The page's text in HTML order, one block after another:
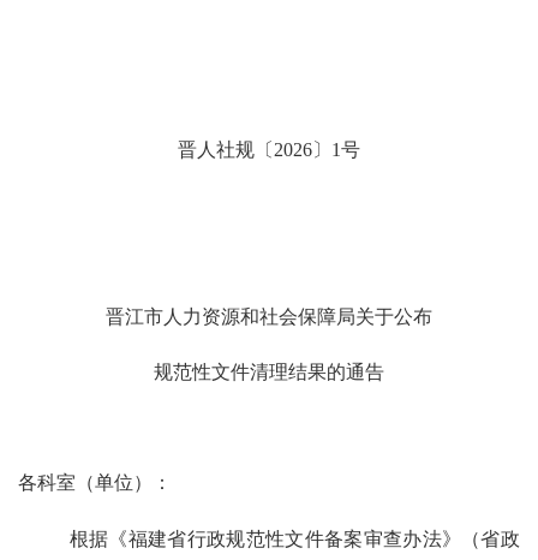
晋 人社规 〔 2026〕 1号
晋江市人力资源和社会保障局关于公布
规范性文件清理结果的通告
各科室（单位）：
根据《福建省行政规范性文件备案审查办法》（省政